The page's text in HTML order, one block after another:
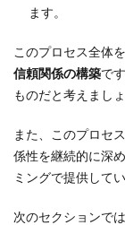
ます。
このプロセス全体を
信頼関係の構築で
ものだと考えましょ
また、このプロセ
係性を継続的に深
ミングで提供して
次のセクションで